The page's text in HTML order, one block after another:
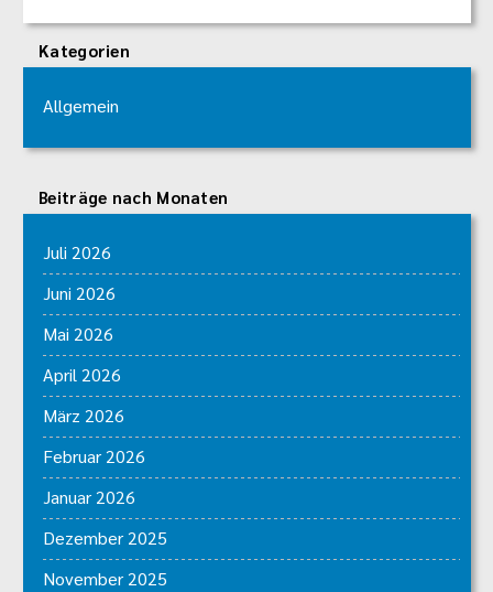
Kategorien
Allgemein
Beiträge nach Monaten
Juli 2026
Juni 2026
Mai 2026
April 2026
März 2026
Februar 2026
Januar 2026
Dezember 2025
November 2025